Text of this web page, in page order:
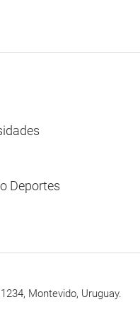
Deportes
Montevido, Uruguay.